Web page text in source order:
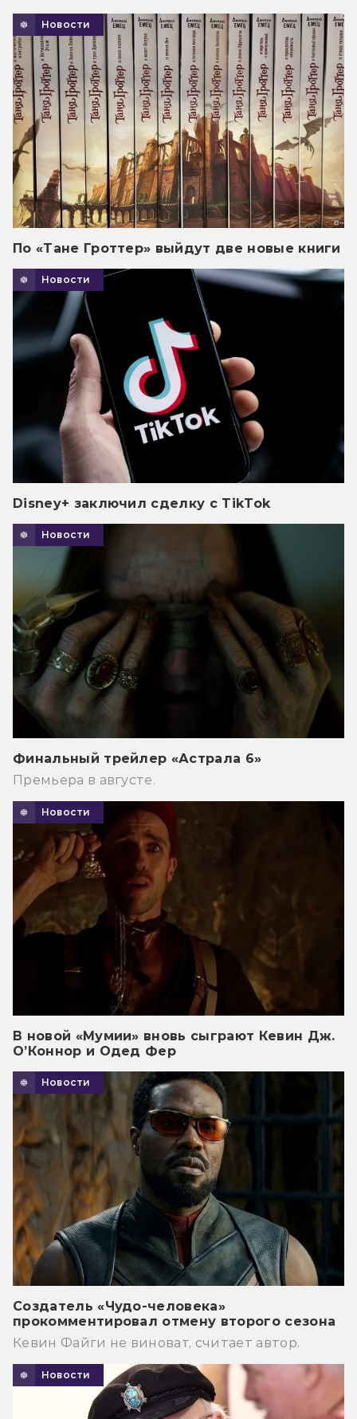
Новости
По «Тане Гроттер» выйдут две новые книги
Новости
Disney+ заключил сделку с TikTok
Новости
Финальный трейлер «Астрала 6»
Премьера в августе.
Новости
В новой «Мумии» вновь сыграют Кевин Дж.
О’Коннор и Одед Фер
Новости
Создатель «Чудо-человека»
прокомментировал отмену второго сезона
Кевин Файги не виноват, считает автор.
Новости